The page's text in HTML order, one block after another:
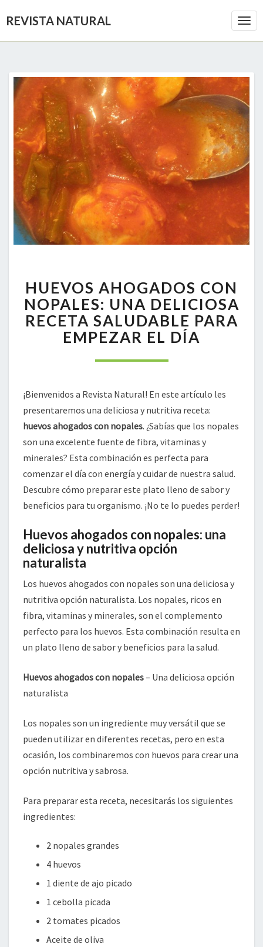
REVISTA NATURAL
AHOGADOS
CON
NOPALES:
UNA
DELICIOSA
SALUDABLE
EMPEZAR
DÍA
HUEVOS AHOGADOS CON
NOPALES: UNA DELICIOSA
RECETA SALUDABLE PARA
EMPEZAR EL DÍA
¡Bienvenidos a Revista Natural! En este artículo les
presentaremos una deliciosa y nutritiva receta:
huevos ahogados con nopales. ¿Sabías que los nopales
son una excelente fuente de fibra, vitaminas y
minerales? Esta combinación es perfecta para
comenzar el día con energía y cuidar de nuestra salud.
Descubre cómo preparar este plato lleno de sabor y
beneficios para tu organismo. ¡No te lo puedes perder!
Huevos ahogados con nopales: una
deliciosa y nutritiva opción
naturalista
Los huevos ahogados con nopales son una deliciosa y
nutritiva opción naturalista. Los nopales, ricos en
fibra, vitaminas y minerales, son el complemento
perfecto para los huevos. Esta combinación resulta en
un plato lleno de sabor y beneficios para la salud.
Huevos ahogados con nopales– Una deliciosa opción
naturalista
Los nopales son un ingrediente muy versátil que se
pueden utilizar en diferentes recetas, pero en esta
ocasión, los combinaremos con huevos para crear una
opción nutritiva y sabrosa.
Para preparar esta receta, necesitarás los siguientes
ingredientes:
2 nopales grandes
4 huevos
1 diente de ajo picado
1 cebolla picada
2 tomates picados
Aceite de oliva